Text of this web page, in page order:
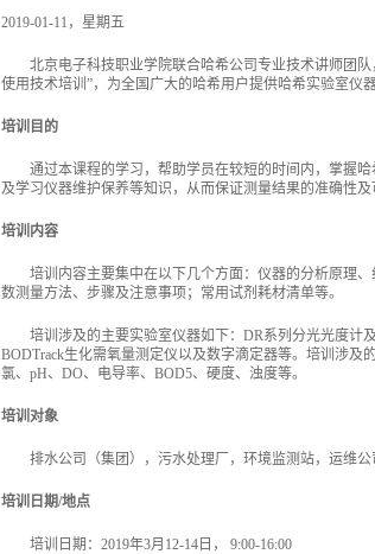
2019-01-11，星期五
北京电子科技职业学院联合哈希公司专业技术讲师团
使用技术培训”，为全国广大的哈希用户提供哈希实验室仪
培训目的
通过本课程的学习，帮助学员在较短的时间内，掌握
及学习仪器维护保养等知识，从而保证测量结果的准确性
培训内容
培训内容主要集中在以下几个方面：仪器的分析原理
数测量方法、步骤及注意事项；常用试剂耗材清单等。
培训涉及的主要实验室仪器如下：DR系列分光光度计
BODTrack生化需氧量测定仪以及数字滴定器等。培训涉及
氯、pH、DO、电导率、BOD5、硬度、浊度等。
培训对象
排水公司（集团），污水处理厂，环境监测站，运维
培训日期/地点
培训日期：2019年3月12-14日， 9:00-16:00